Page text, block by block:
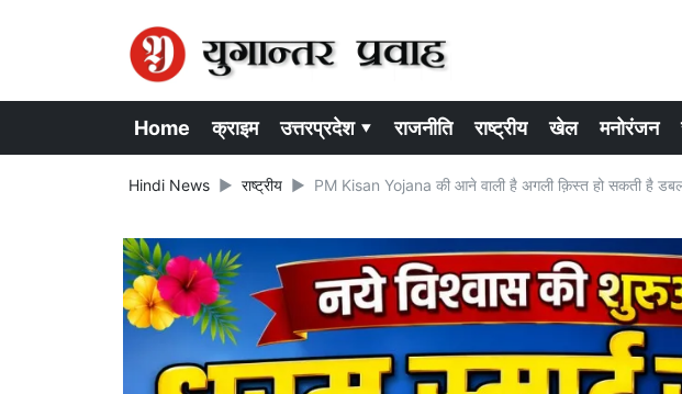
Home क्राइम उत्तरप्रदेश ▾ राजनीति राष्ट्रीय खेल मनोरंजन
Hindi News राष्ट्रीय PM Kisan Yojana की आने वाली है अगली क़िस्त हो सकती है